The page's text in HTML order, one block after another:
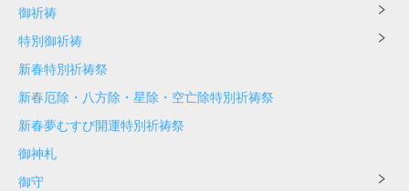
御祈祷
特別御祈祷
新春特別祈祷祭
新春厄除・八方除・星除・空亡除特別祈祷祭
新春夢むすび開運特別祈祷祭
御神札
御守